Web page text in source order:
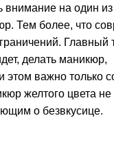
внимание на один
Тем более, что
Главный
делать маникюр,
важно только
желтого цвета не
о безвкусице.